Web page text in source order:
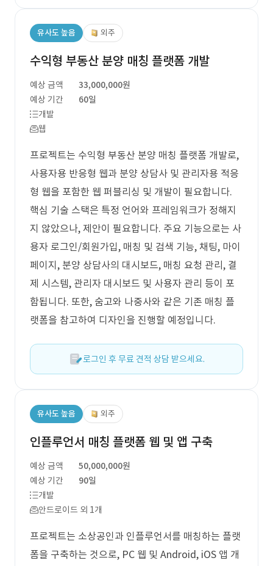
유사도 높음 외주
수익형 부동산 분양 매칭 플랫폼 개발
예상 금액
33,000,000원
예상 기간
60일
개발
웹
프로젝트는 수익형 부동산 분양 매칭 플랫폼 개발로,
사용자용 반응형 웹과 분양 상담사 및 관리자용 적응
형 웹을 포함한 웹 퍼블리싱 및 개발이 필요합니다.
핵심 기술 스택은 특정 언어와 프레임워크가 정해지
지 않았으나, 제안이 필요합니다. 주요 기능으로는 사
용자 로그인/회원가입, 매칭 및 검색 기능, 채팅, 마이
페이지, 분양 상담사의 대시보드, 매칭 요청 관리, 결
제 시스템, 관리자 대시보드 및 사용자 관리 등이 포
함됩니다. 또한, 숨고와 나중사와 같은 기존 매칭 플
랫폼을 참고하여 디자인을 진행할 예정입니다.
로그인 후 무료 견적 상담 받으세요.
유사도 높음 외주
인플루언서 매칭 플랫폼 웹 및 앱 구축
예상 금액
50,000,000원
예상 기간
90일
개발
안드로이드 외 1개
프로젝트는 소상공인과 인플루언서를 매칭하는 플랫
폼을 구축하는 것으로, PC 웹 및 Android, iOS 앱 개